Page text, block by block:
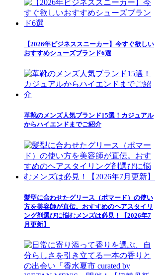
【2026年ビジネススニーカー】今すぐ欲しい
おすすめシューズブランド6選
革靴のメンズ人気ブランド15選！カジュアル
からハイエンドまでご紹介
髪型に合わせたグリース（ポマード）の使い
方を美容師が直伝。おすすめのヘアスタイリ
ング剤選びに悩むメンズは必見！【2026年7
月更新】